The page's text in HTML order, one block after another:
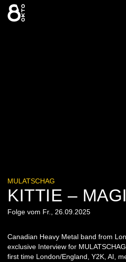
Zum
Inhalt
springen
MULATSCHAG
KITTIE –
Folge vom Fr., 26.09.2025
Canadian Heavy Metal band from
exclusive Interview for
first time London/England, Y2K, AI,